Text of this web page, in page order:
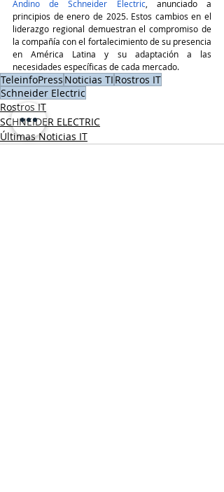
Andino de Schneider Electric, anunciado a
principios de enero de 2025. Estos cambios en el
liderazgo regional demuestran el compromiso de
la compañía con el fortalecimiento de su presencia
en América Latina y su adaptación a las
necesidades específicas de cada mercado.
TeleinfoPress Noticias TI Rostros IT
Schneider Electric
Rostros IT
SCHNEIDER ELECTRIC
Últimas Noticias IT